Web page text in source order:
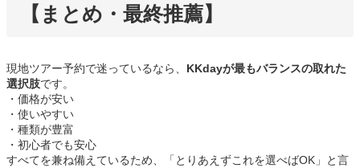
【まとめ・最終推薦】
現地ツアー予約で迷っているなら、 KKdayが最もバランスの取れた
選択肢です。
・価格が安い
・使いやすい
・種類が豊富
・初心者でも安心
すべてを兼ね備えているため、「とりあえずこれを選べばOK」と言